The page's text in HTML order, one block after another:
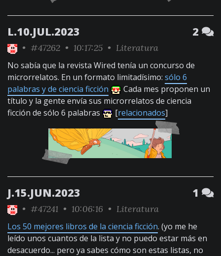
L.10.JUL.2023 2
• #47262 • 10:17:25 • Literatura
No sabía que la revista Wired tenía un concurso de
microrrelatos. En un formato limitadísimo: sólo 6
palabras y de ciencia ficción
Cada mes proponen un
título y la gente envía sus microrrelatos de ciencia
ficción de sólo 6 palabras
[relacionados]
J.15.JUN.2023 1
• #47241 • 10:06:16 • Literatura
Los 50 mejores libros de la ciencia ficción. (yo me he
leído unos cuantos de la lista y no puedo estar más en
desacuerdo... pero ya sabes cómo son estas listas, no